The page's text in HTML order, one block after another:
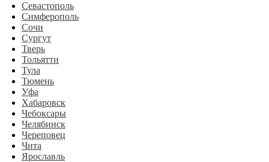
Севастополь
Симферополь
Сочи
Сургут
Тверь
Тольятти
Тула
Тюмень
Уфа
Хабаровск
Чебоксары
Челябинск
Череповец
Чита
Ярославль